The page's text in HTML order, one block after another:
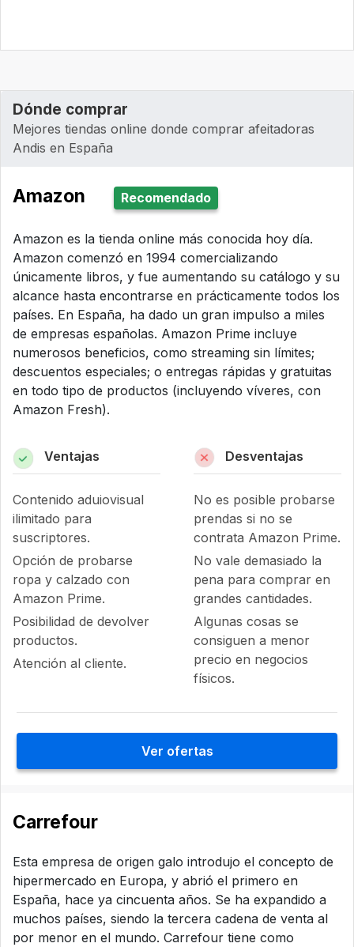
Dónde comprar
Mejores tiendas online donde comprar afeitadoras
Andis en España
Amazon Recomendado
Amazon es la tienda online más conocida hoy día.
Amazon comenzó en 1994 comercializando
únicamente libros, y fue aumentando su catálogo y su
alcance hasta encontrarse en prácticamente todos los
países. En España, ha dado un gran impulso a miles
de empresas españolas. Amazon Prime incluye
numerosos beneficios, como streaming sin límites;
descuentos especiales; o entregas rápidas y gratuitas
en todo tipo de productos (incluyendo víveres, con
Amazon Fresh).
Ventajas
Contenido aduiovisual
ilimitado para
suscriptores.
Opción de probarse
ropa y calzado con
Amazon Prime.
Posibilidad de devolver
productos.
Atención al cliente.
Desventajas
No es posible probarse
prendas si no se
contrata Amazon Prime.
No vale demasiado la
pena para comprar en
grandes cantidades.
Algunas cosas se
consiguen a menor
precio en negocios
físicos.
Ver ofertas
Carrefour
Esta empresa de origen galo introdujo el concepto de
hipermercado en Europa, y abrió el primero en
España, hace ya cincuenta años. Se ha expandido a
muchos países, siendo la tercera cadena de venta al
por menor en el mundo. Carrefour tiene como